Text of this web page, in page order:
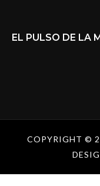
EL PULSO DE LA
COPYRIGHT ©